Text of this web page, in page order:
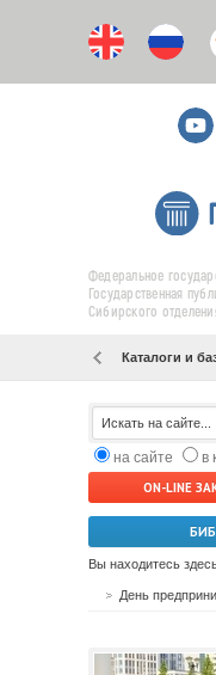
Федеральное
Государственная
Сибирского
Каталоги и
на сайте
в
ON-LINE
Вы находитесь
День